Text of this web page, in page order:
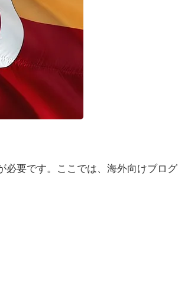
必要です。ここでは、海外向けブログ